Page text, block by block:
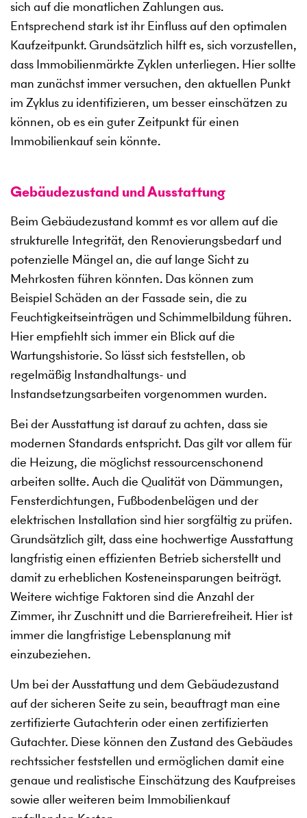
sich auf die monatlichen Zahlungen aus.
Entsprechend stark ist ihr Einfluss auf den optimalen
Kaufzeitpunkt. Grundsätzlich hilft es, sich vorzustellen,
dass Immobilienmärkte Zyklen unterliegen. Hier sollte
man zunächst immer versuchen, den aktuellen Punkt
im Zyklus zu identifizieren, um besser einschätzen zu
können, ob es ein guter Zeitpunkt für einen
Immobilienkauf sein könnte.
Gebäudezustand und Ausstattung
Beim Gebäudezustand kommt es vor allem auf die
strukturelle Integrität, den Renovierungsbedarf und
potenzielle Mängel an, die auf lange Sicht zu
Mehrkosten führen könnten. Das können zum
Beispiel Schäden an der Fassade sein, die zu
Feuchtigkeitseinträgen und Schimmelbildung führen.
Hier empfiehlt sich immer ein Blick auf die
Wartungshistorie. So lässt sich feststellen, ob
regelmäßig Instandhaltungs- und
Instandsetzungsarbeiten vorgenommen wurden.
Bei der Ausstattung ist darauf zu achten, dass sie
modernen Standards entspricht. Das gilt vor allem für
die Heizung, die möglichst ressourcenschonend
arbeiten sollte. Auch die Qualität von Dämmungen,
Fensterdichtungen, Fußbodenbelägen und der
elektrischen Installation sind hier sorgfältig zu prüfen.
Grundsätzlich gilt, dass eine hochwertige Ausstattung
langfristig einen effizienten Betrieb sicherstellt und
damit zu erheblichen Kosteneinsparungen beiträgt.
Weitere wichtige Faktoren sind die Anzahl der
Zimmer, ihr Zuschnitt und die Barrierefreiheit. Hier ist
immer die langfristige Lebensplanung mit
einzubeziehen.
Um bei der Ausstattung und dem Gebäudezustand
auf der sicheren Seite zu sein, beauftragt man eine
zertifizierte Gutachterin oder einen zertifizierten
Gutachter. Diese können den Zustand des Gebäudes
rechtssicher feststellen und ermöglichen damit eine
genaue und realistische Einschätzung des Kaufpreises
sowie aller weiteren beim Immobilienkauf